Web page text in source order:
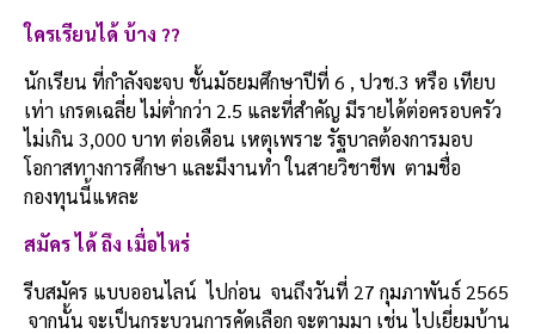
ใครเรียนได้ บ้าง ??
นักเรียน ที่กำลังจะจบ ชั้นมัธยมศึกษาปีที่ 6 , ปวช.3 หรือ เทียบ
เท่า เกรดเฉลี่ย ไม่ต่ำกว่า 2.5 และที่สำคัญ มีรายได้ต่อครอบครัว
ไม่เกิน 3,000 บาท ต่อเดือน เหตุเพราะ รัฐบาลต้องการมอบ
โอกาสทางการศึกษา และมีงานทำ ในสายวิชาชีพ ตามชื่อ
กองทุนนี้แหละ
สมัคร ได้ ถึง เมื่อไหร่
รีบสมัคร แบบออนไลน์ ไปก่อน จนถึงวันที่ 27 กุมภาพันธ์ 2565
จากนั้น จะเป็นกระบวนการคัดเลือก จะตามมา เช่น ไปเยี่ยมบ้าน